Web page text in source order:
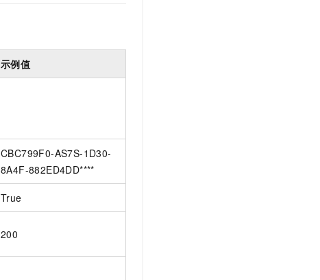
示例值
CBC799F0-AS7S-1D30-
8A4F-882ED4DD****
True
200